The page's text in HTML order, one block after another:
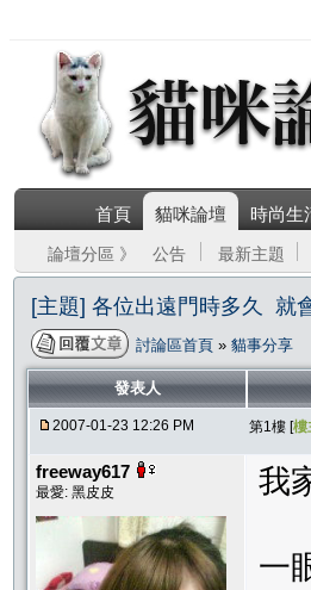
首頁 貓咪論壇 時尚生
論壇分區 》 公告 最新主題
[主題] 各位出遠門時多久 就
討論區首頁 » 貓事分享
發表人
2007-01-23 12:26 PM 第1樓 [樓
freeway617
最愛: 黑皮皮 我
一